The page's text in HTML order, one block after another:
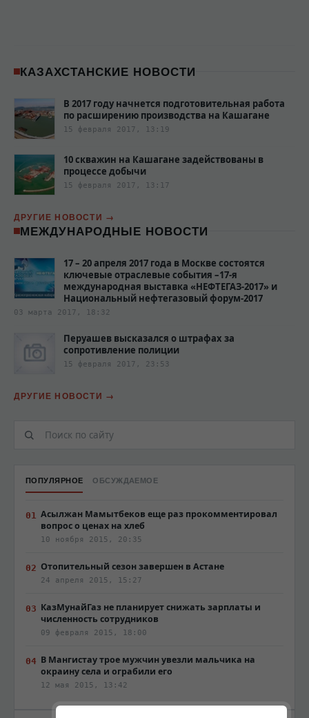
КАЗАХСТАНСКИЕ НОВОСТИ
В 2017 году начнется подготовительная работа
по расширению производства на Кашагане
15 февраля 2017, 13:19
10 скважин на Кашагане задействованы в
процессе добычи
15 февраля 2017, 13:17
ДРУГИЕ НОВОСТИ
МЕЖДУНАРОДНЫЕ НОВОСТИ
17 – 20 апреля 2017 года в Москве состоятся
ключевые отраслевые события –17-я
международная выставка «НЕФТЕГАЗ-2017» и
Национальный нефтегазовый форум-2017
03 марта 2017, 18:32
Перуашев высказался о штрафах за
сопротивление полиции‍
15 февраля 2017, 23:53
ДРУГИЕ НОВОСТИ
ПОПУЛЯРНОЕ ОБСУЖДАЕМОЕ
Асылжан Мамытбеков еще раз прокомментировал
вопрос о ценах на хлеб
10 ноября 2015, 20:35
Отопительный сезон завершен в Астане
24 апреля 2015, 15:27
КазМунайГаз не планирует снижать зарплаты и
численность сотрудников
09 февраля 2015, 18:00
В Мангистау трое мужчин увезли мальчика на
окраину села и ограбили его
12 мая 2015, 13:42